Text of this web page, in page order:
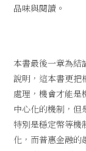
品味與閱讀。
本書最後一章為結
說明，這本書更把
處理，機會才能是
中心化的機制，但
特別是穩定幣等機
化，而普惠金融的